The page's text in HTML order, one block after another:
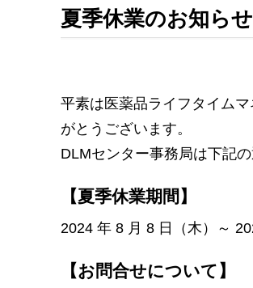
夏季休業のお知らせ
平素は医薬品ライフタイム
がとうございます。
DLMセンター事務局は下記
【夏季休業期間】
2024 年 8 月 8 日（木）～
【お問合せについて】